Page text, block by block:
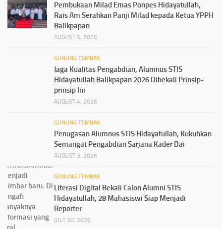
Pembukaan Milad Emas Ponpes Hidayatullah,
Rais Am Serahkan Panji Milad kepada Ketua YPPH
Balikpapan
AUGUST 5, 2026
GUNUNG TEMBAK
Jaga Kualitas Pengabdian, Alumnus STIS
Hidayatullah Balikpapan 2026 Dibekali Prinsip-
prinsip Ini
AUGUST 4, 2026
GUNUNG TEMBAK
Penugasan Alumnus STIS Hidayatullah, Kukuhkan
Semangat Pengabdian Sarjana Kader Dai
AUGUST 3, 2026
GUNUNG TEMBAK
Literasi Digital Bekali Calon Alumni STIS
Hidayatullah, 28 Mahasiswi Siap Menjadi
Reporter
JULY 30, 2026